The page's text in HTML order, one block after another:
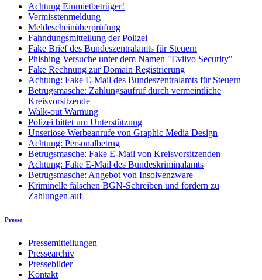
Achtung Einmietbetrüger!
Vermisstenmeldung
Meldescheinüberprüfung
Fahndungsmitteilung der Polizei
Fake Brief des Bundeszentralamts für Steuern
Phishing Versuche unter dem Namen "Eviivo Security"
Fake Rechnung zur Domain Registrierung
Achtung: Fake E-Mail des Bundeszentralamts für Steuern
Betrugsmasche: Zahlungsaufruf durch vermeintliche
Kreisvorsitzende
Walk-out Warnung
Polizei bittet um Unterstützung
Unseriöse Werbeanrufe von Graphic Media Design
Achtung: Personalbetrug
Betrugsmasche: Fake E-Mail von Kreisvorsitzenden
Achtung: Fake E-Mail des Bundeskriminalamts
Betrugsmasche: Angebot von Insolvenzware
Kriminelle fälschen BGN-Schreiben und fordern zu
Zahlungen auf
Presse
Pressemitteilungen
Pressearchiv
Pressebilder
Kontakt